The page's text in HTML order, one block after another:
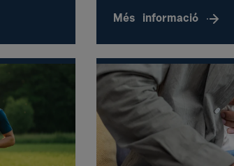
Més informació